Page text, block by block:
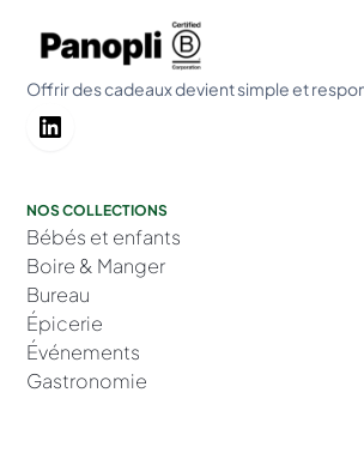
Offrir des cadeaux devient simple et
NOS COLLECTIONS
Bébés et enfants
Boire & Manger
Bureau
Épicerie
Événements
Gastronomie